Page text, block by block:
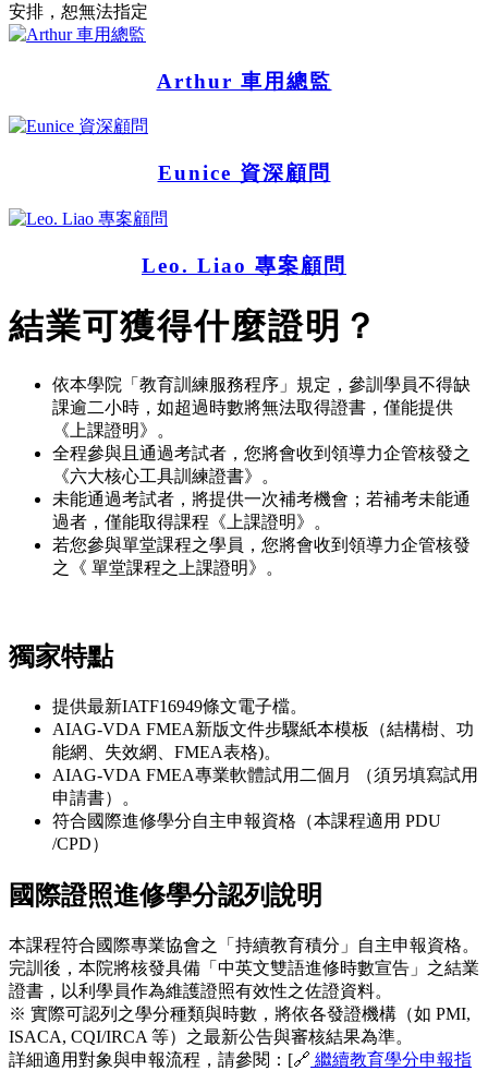
安排，恕無法指定
Arthur 車用總監
Eunice 資深顧問
Leo. Liao 專案顧問
結業可獲得什麼證明？
依本學院「教育訓練服務程序」規定，參訓學員不得缺
課逾二小時，如超過時數將無法取得證書，僅能提供
《上課證明》。
全程參與且通過考試者，您將會收到領導力企管核發之
《六大核心工具訓練證書》。
未能通過考試者，將提供一次補考機會；若補考未能通
過者，僅能取得課程《上課證明》。
若您參與單堂課程之學員，您將會收到領導力企管核發
之《 單堂課程之上課證明》。
獨家特點
提供最新IATF16949條文電子檔。
AIAG-VDA FMEA新版文件步驟紙本模板（結構樹、功
能網、失效網、FMEA表格)。
AIAG-VDA FMEA專業軟體試用二個月 （須另填寫試用
申請書）。
符合國際進修學分自主申報資格（本課程適用 PDU
/CPD）
國際證照進修學分認列說明
本課程符合國際專業協會之「持續教育積分」自主申報資格。
完訓後，本院將核發具備「中英文雙語進修時數宣告」之結業
證書，以利學員作為維護證照有效性之佐證資料。
※ 實際可認列之學分種類與時數，將依各發證機構（如 PMI,
ISACA, CQI/IRCA 等）之最新公告與審核結果為準。
詳細適用對象與申報流程，請參閱：[🔗 繼續教育學分申報指